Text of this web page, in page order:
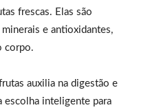
frescas. Elas são
e antioxidantes,
corpo.
auxilia na digestão e
escolha inteligente para